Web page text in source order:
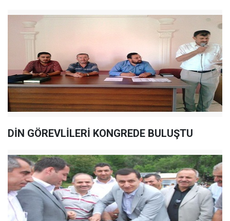
DİN GÖREVLİLERİ KONGREDE BULUŞTU